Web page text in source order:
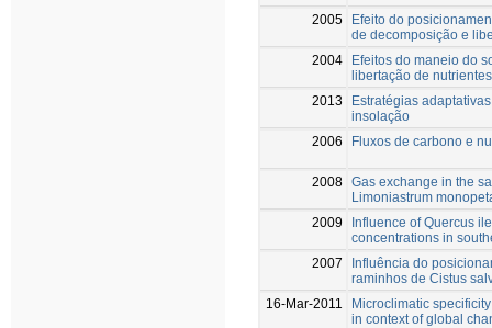
2005
Efeito do
de decomposição e
2004
Efeitos do maneio do
libertação de
2013
Estratégias
insolação
2006
Fluxos de carbono e
2008 Gas exchange in the
Limoniastrum
2009
Influence of Quercus
concentrations in
2007
Influência do
raminhos de Cistus
16-Mar-2011
Microclimatic
in context of global